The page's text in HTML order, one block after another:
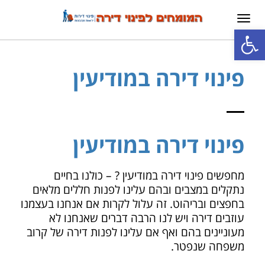
פתח סרגל נגישות
תפריט
פינוי דירה במודיעין
פינוי דירה במודיעין
מחפשים פינוי דירה במודיעין ? – כולנו בחיים
נתקלים במצבים ובהם עלינו לפנות חללים מלאים
בחפצים ובריהוט. זה עלול לקרות אם אנחנו בעצמנו
עוזבים דירה ויש לנו הרבה דברים שאנחנו לא
מעוניינים בהם ואף אם עלינו לפנות דירה של קרוב
משפחה שנפטר.